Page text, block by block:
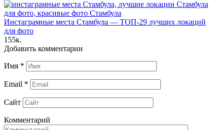
Инстаграмные места Стамбула — ТОП-29 лучших локаций
для фото
155к.
Добавить комментарии
Имя *
Email *
Сайт
Комментарий